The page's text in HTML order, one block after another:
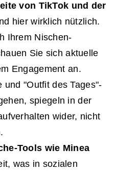
von TikTok und der
hier wirklich nützlich.
Ihrem Nischen-
Sie sich aktuelle
Engagement an.
und "Outfit des Tages"-
spiegeln in der
wider, nicht
Tools wie Minea
was in sozialen